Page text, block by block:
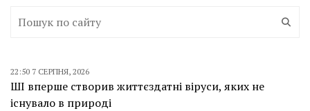
22:50 7 СЕРПНЯ, 2026
ШІ вперше створив життєздатні віруси, яких не
існувало в природі